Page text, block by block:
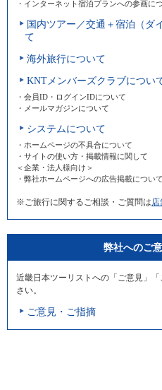
・インターネット宿泊プランへの参画に
国内ツアー／交通＋宿泊（ダ
て
海外旅行について
KNTメンバーズクラブについ
・会員ID・ログインIDについて
・メールマガジンについて
システムについて
・ホームページの不具合について
・サイトの使い方・掲載情報に関して
＜企業・法人様向け＞
・弊社ホームページへの広告掲載について
※ご旅行に関するご相談・ご質問は
弊社へのご
近畿日本ツーリストへの「ご意見」
さい。
ご意見・ご指摘